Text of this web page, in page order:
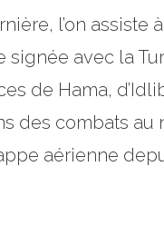
l’on
signée avec la
de Hama,
des combats
aérienne